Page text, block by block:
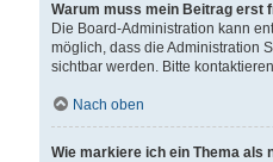
Warum muss mein Beitrag erst
Die Board-Administration kann
möglich, dass die Administration
sichtbar werden. Bitte
Nach oben
Wie markiere ich ein Thema als